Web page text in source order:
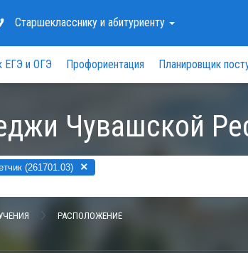
Старшеклассникуи абитуриенту
ЕГЭ и ОГЭ Профориентация Планировщик
Чувашской
(261701.03) ×
РАСПОЛОЖЕНИЕ